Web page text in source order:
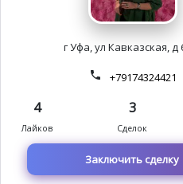
г Уфа, ул Кавказская, д
phone +79174324421
4
Лайков
3
Сделок
Заключить сделку